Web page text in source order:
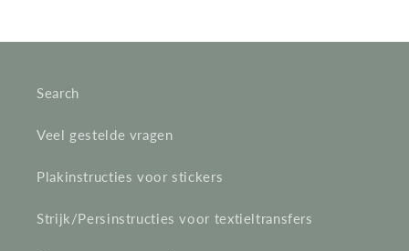
Search
Veel gestelde vragen
Plakinstructies voor stickers
Strijk/Persinstructies voor textieltransfers